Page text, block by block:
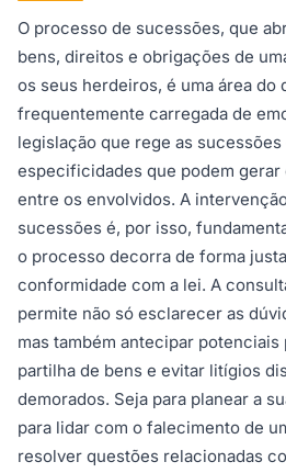
O processo de sucessões, que
bens, direitos e obrigações de
os seus herdeiros, é uma área do
frequentemente carregada de
legislação que rege as
especificidades que podem
entre os envolvidos. A
sucessões é, por isso,
o processo decorra de forma
conformidade com a lei. A
permite não só esclarecer as
mas também antecipar
partilha de bens e evitar litígios
demorados. Seja para planear a
para lidar com o falecimento de
resolver questões relacionadas